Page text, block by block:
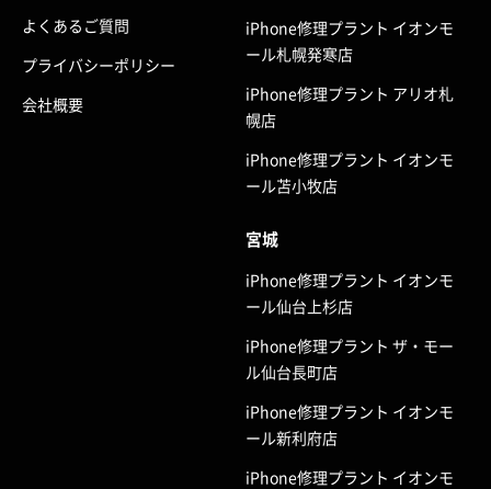
よくあるご質問
プライバシーポリシー
会社概要
iPhone修理プラント イオンモ
ール札幌発寒店
iPhone修理プラント アリオ札
幌店
iPhone修理プラント イオンモ
ール苫小牧店
宮城
iPhone修理プラント イオンモ
ール仙台上杉店
iPhone修理プラント ザ・モー
ル仙台長町店
iPhone修理プラント イオンモ
ール新利府店
iPhone修理プラント イオンモ